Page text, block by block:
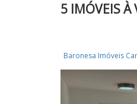
5 IMÓVEIS À
Baronesa Imóveis